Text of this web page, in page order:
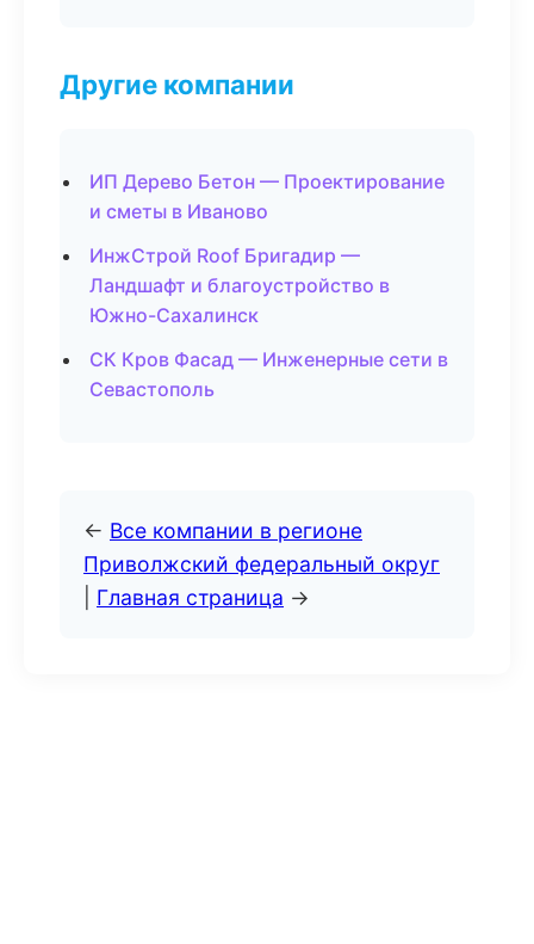
Другие компании
ИП Дерево Бетон — Проектирование
и сметы в Иваново
ИнжСтрой Roof Бригадир —
Ландшафт и благоустройство в
Южно-Сахалинск
СК Кров Фасад — Инженерные сети в
Севастополь
← Все компании в регионе
Приволжский федеральный округ
Главная страница →